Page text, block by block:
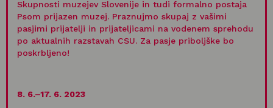
Skupnosti muzejev Slovenije in tudi formalno postaja
Psom prijazen muzej. Praznujmo skupaj z vašimi
pasjimi prijatelji in prijateljicami na vodenem sprehodu
po aktualnih razstavah CSU. Za pasje priboljške bo
poskrbljeno!
8. 6.–17. 6. 2023